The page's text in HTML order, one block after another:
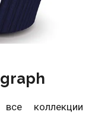
коллекции